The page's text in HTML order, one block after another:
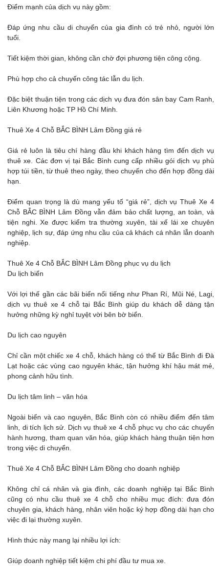
Điểm mạnh của dịch vụ này gồm:
Đáp ứng nhu cầu di chuyển của gia đình có trẻ nhỏ, người lớn
tuổi.
Tiết kiệm thời gian, không cần chờ đợi phương tiện công cộng.
Phù hợp cho cả chuyến công tác lẫn du lịch.
Đặc biệt thuận tiện trong các dịch vụ đưa đón sân bay Cam Ranh,
Liên Khương hoặc TP Hồ Chí Minh.
Thuê Xe 4 Chỗ BẮC BÌNH Lâm Đồng giá rẻ
Giá rẻ luôn là tiêu chí hàng đầu khi khách hàng tìm đến dịch vụ
thuê xe. Các đơn vị tại Bắc Bình cung cấp nhiều gói dịch vụ phù
hợp túi tiền, từ thuê theo ngày, theo chuyến cho đến hợp đồng dài
hạn.
Điểm quan trọng là dù mang yếu tố “giá rẻ”, dịch vụ Thuê Xe 4
Chỗ BẮC BÌNH Lâm Đồng vẫn đảm bảo chất lượng, an toàn, và
tiện nghi. Xe được kiểm tra thường xuyên, tài xế lái xe chuyên
nghiệp, lịch sự, đáp ứng nhu cầu của cả khách cá nhân lẫn doanh
nghiệp.
Thuê Xe 4 Chỗ BẮC BÌNH Lâm Đồng phục vụ du lịch
Du lịch biển
Với lợi thế gần các bãi biển nổi tiếng như Phan Rí, Mũi Né, Lagi,
dịch vụ thuê xe 4 chỗ tại Bắc Bình giúp du khách dễ dàng tận
hưởng những kỳ nghỉ tuyệt vời bên bờ biển.
Du lịch cao nguyên
Chỉ cần một chiếc xe 4 chỗ, khách hàng có thể từ Bắc Bình đi Đà
Lạt hoặc các vùng cao nguyên khác, tận hưởng khí hậu mát mẻ,
phong cảnh hữu tình.
Du lịch tâm linh – văn hóa
Ngoài biển và cao nguyên, Bắc Bình còn có nhiều điểm đến tâm
linh, di tích lịch sử. Dịch vụ thuê xe 4 chỗ phục vụ cho các chuyến
hành hương, tham quan văn hóa, giúp khách hàng thuận tiện hơn
trong việc di chuyển.
Thuê Xe 4 Chỗ BẮC BÌNH Lâm Đồng cho doanh nghiệp
Không chỉ cá nhân và gia đình, các doanh nghiệp tại Bắc Bình
cũng có nhu cầu thuê xe 4 chỗ cho nhiều mục đích: đưa đón
chuyên gia, khách hàng, nhân viên hoặc ký hợp đồng dài hạn cho
việc đi lại thường xuyên.
Hình thức này mang lại nhiều lợi ích:
Giúp doanh nghiệp tiết kiệm chi phí đầu tư mua xe.